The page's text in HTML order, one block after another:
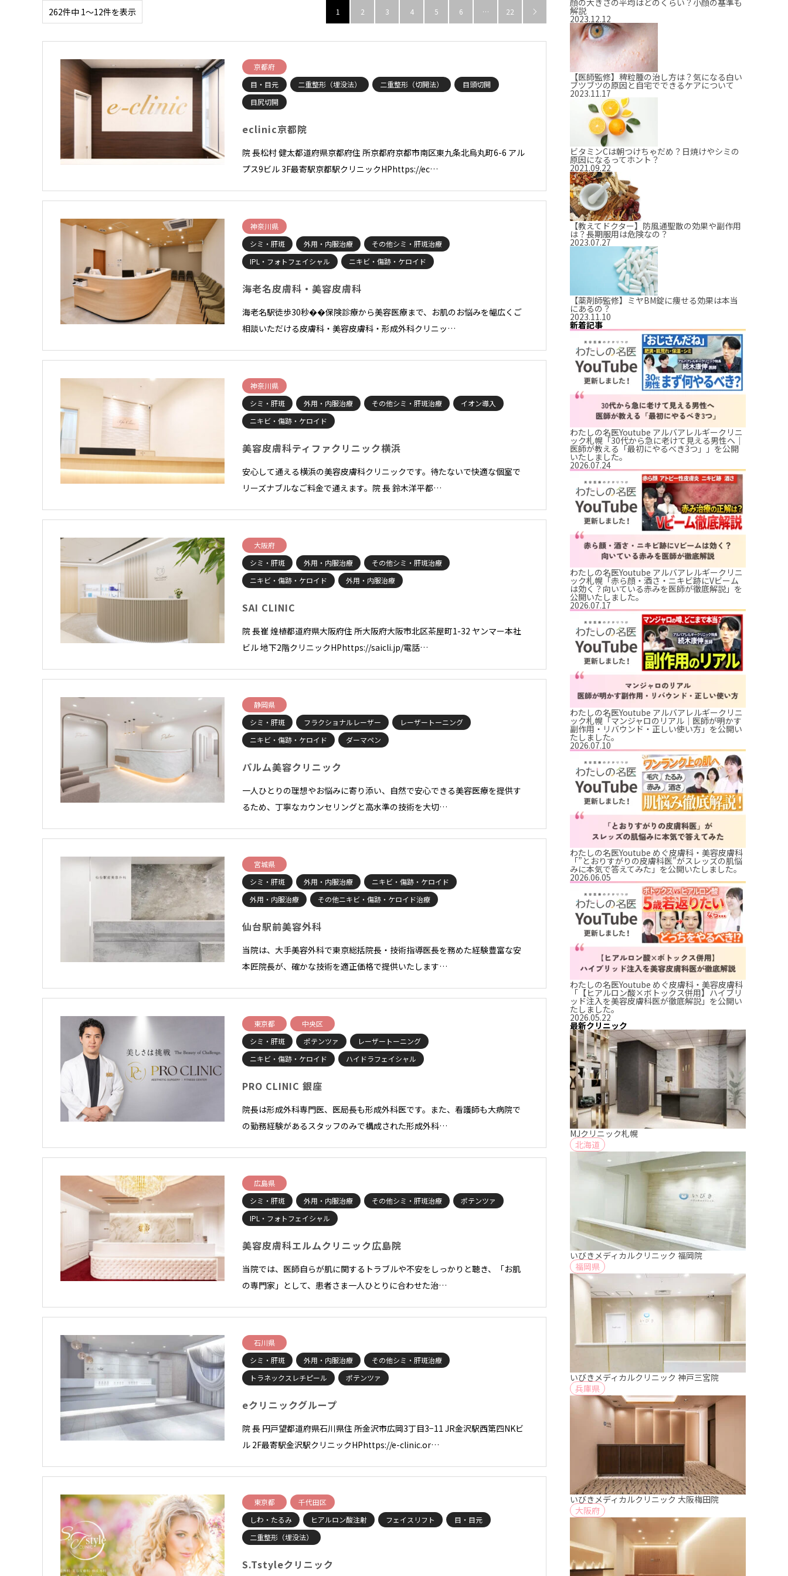
262件中 1〜12件を表示 1 2 3 4 5 6 … 22 
京都府
目・目元
二重整形（埋没法） 二重整形（切開法）
目頭切開
目尻切開
eclinic京都院
院 長松村 健太都道府県京都府住 所京都府京都市南区東九条北烏丸町6-6 アル
プス9ビル 3F最寄駅京都駅クリニックHPhttps://ec…
神奈川県
シミ・肝斑
外用・内服治療
その他シミ・肝斑治療
IPL・フォトフェイシャル
ニキビ・傷跡・ケロイド
海老名皮膚科・美容皮膚科
海老名駅徒歩30秒��保険診療から美容医療まで、お肌のお悩みを幅広くご
相談いただける皮膚科・美容皮膚科・形成外科クリニッ…
神奈川県
シミ・肝斑
外用・内服治療 その他シミ・肝斑治療
イオン導入
ニキビ・傷跡・ケロイド
美容皮膚科ティファクリニック横浜
安心して通える横浜の美容皮膚科クリニックです。待たないで快適な個室で
リーズナブルなご料金で通えます。院 長 鈴木洋平都…
大阪府
シミ・肝斑
外用・内服治療
その他シミ・肝斑治療
ニキビ・傷跡・ケロイド
外用・内服治療
SAI CLINIC
院 長崔 煌植都道府県大阪府住 所大阪府大阪市北区茶屋町1-32 ヤンマー本社
ビル 地下2階クリニックHPhttps://saicli.jp/電話…
静岡県
シミ・肝斑
フラクショナルレーザー
レーザートーニング
ニキビ・傷跡・ケロイド
ダーマペン
パルム美容クリニック
一人ひとりの理想やお悩みに寄り添い、自然で安心できる美容医療を提供す
るため、丁寧なカウンセリングと高水準の技術を大切…
宮城県
シミ・肝斑
外用・内服治療
ニキビ・傷跡・ケロイド
外用・内服治療
その他ニキビ・傷跡・ケロイド治療
仙台駅前美容外科
当院は、大手美容外科で東京総括院長・技術指導医長を務めた経験豊富な安
本匠院長が、確かな技術を適正価格で提供いたします…
東京都
中央区
シミ・肝斑
ポテンツァ
レーザートーニング
ニキビ・傷跡・ケロイド
ハイドラフェイシャル
PRO CLINIC 銀座
院長は形成外科専門医、医局長も形成外科医です。また、看護師も大病院で
の勤務経験があるスタッフのみで構成された形成外科…
広島県
シミ・肝斑
外用・内服治療 その他シミ・肝斑治療
ポテンツァ
IPL・フォトフェイシャル
美容皮膚科エルムクリニック広島院
当院では、医師自らが肌に関するトラブルや不安をしっかりと聴き、「お肌
の専門家」として、患者さま一人ひとりに合わせた治…
石川県
シミ・肝斑
外用・内服治療
その他シミ・肝斑治療
トラネックスレチピール
ポテンツァ
eクリニックグループ
院 長 円戸望都道府県石川県住 所金沢市広岡3丁目3−11 JR金沢駅西第四NKビ
ル 2F最寄駅金沢駅クリニックHPhttps://e-clinic.or…
東京都
千代田区
しわ・たるみ
ヒアルロン酸注射 フェイスリフト
目・目元
二重整形（埋没法）
S.Tstyleクリニック
顔の大きさの平均はどのくらい？小顔の基準も
解説
2023.12.12
【医師監修】稗粒腫の治し方は？気になる白い
ブツブツの原因と自宅でできるケアについて
2023.11.17
ビタミンCは朝つけちゃだめ？日焼けやシミの
原因になるってホント？
2021.09.22
【教えてドクター】防風通聖散の効果や副作用
は？長期服用は危険なの？
2023.07.27
【薬剤師監修】ミヤBM錠に痩せる効果は本当
にあるの？
2023.11.10
新着記事
わたしの名医Youtube アルバアレルギークリニ
ック札幌「30代から急に老けて見える男性へ｜
医師が教える「最初にやるべき3つ」」を公開
いたしました。
2026.07.24
わたしの名医Youtube アルバアレルギークリニ
ック札幌「赤ら顔・酒さ・ニキビ跡にVビーム
は効く？向いている赤みを医師が徹底解説」を
公開いたしました。
2026.07.17
わたしの名医Youtube アルバアレルギークリニ
ック札幌「マンジャロのリアル｜医師が明かす
副作用・リバウンド・正しい使い方」を公開い
たしました。
2026.07.10
わたしの名医Youtube めぐ皮膚科・美容皮膚科
「”とおりすがりの皮膚科医”がスレッズの肌悩
みに本気で答えてみた」を公開いたしました。
2026.06.05
わたしの名医Youtube めぐ皮膚科・美容皮膚科
「【ヒアルロン酸×ボトックス併用】ハイブリ
ッド注入を美容皮膚科医が徹底解説」を公開い
たしました。
2026.05.22
最新クリニック
MJクリニック札幌
北海道
いびきメディカルクリニック 福岡院
福岡県
いびきメディカルクリニック 神戸三宮院
兵庫県
いびきメディカルクリニック 大阪梅田院
大阪府